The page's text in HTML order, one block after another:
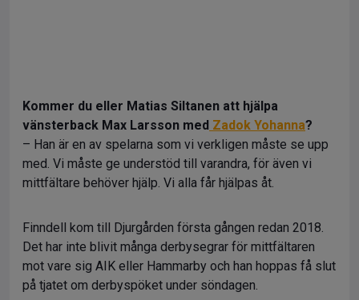
Kommer du eller Matias Siltanen att hjälpa
vänsterback Max Larsson med Zadok Yohanna?
– Han är en av spelarna som vi verkligen måste se upp
med. Vi måste ge understöd till varandra, för även vi
mittfältare behöver hjälp. Vi alla får hjälpas åt.
Finndell kom till Djurgården första gången redan 2018.
Det har inte blivit många derbysegrar för mittfältaren
mot vare sig AIK eller Hammarby och han hoppas få slut
på tjatet om derbyspöket under söndagen.